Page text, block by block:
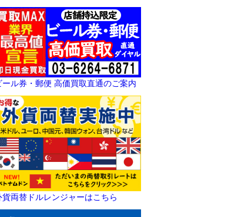
ール券・郵便 高価買取直通のご案内
貨両替ドルレンジャーはこちら